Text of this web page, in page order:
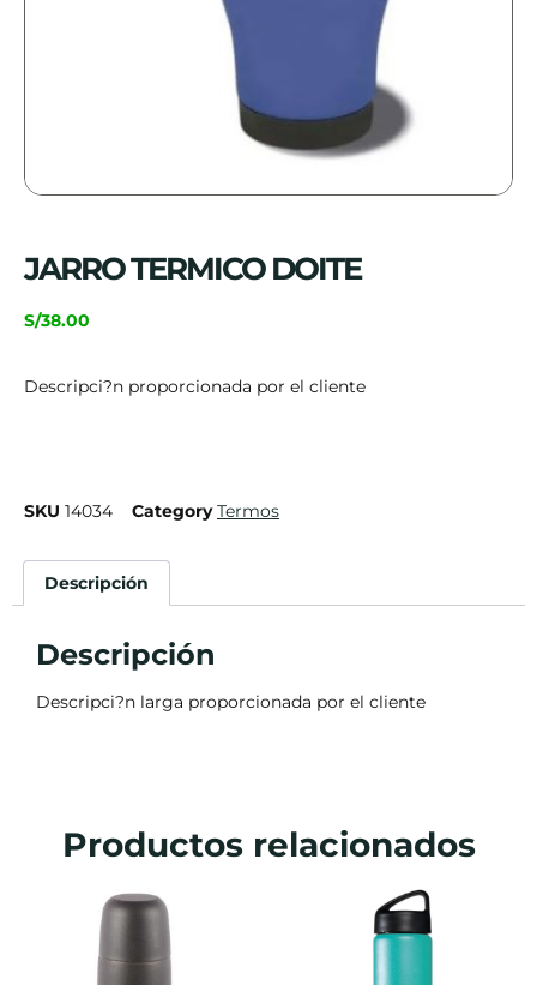
JARRO TERMICO DOITE
S/38.00
Descripci?n proporcionada por el cliente
SKU 14034 Category Termos
Descripción
Descripción
Descripci?n larga proporcionada por el cliente
Productos relacionados